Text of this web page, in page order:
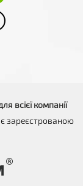
всієї компанії
зареєстрованою